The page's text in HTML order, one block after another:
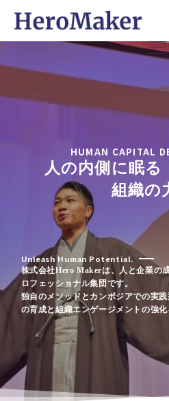
HUMAN CAPITAL
人の内側に眠る
組織の
Unleash Human Potential.
株式会社Hero Makerは、人と企業の
ロフェッショナル集団です。
独自のメソッドとカンボジアでの実
の育成と組織エンゲージメントの強